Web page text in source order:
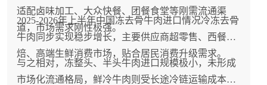
适配卤味加工、大众快餐、团餐食堂等刚需流通渠
道，市场需求刚性极强。
2025-2026年上半年中国冻去骨牛肉进口情况冷冻去骨
牛肉同步实现稳步增长，主要供应商超零售、西餐烘
焙、高端生鲜消费市场，贴合居民消费升级需求。
与之相对，冻整头、半头牛肉进口规模极小，未形成
市场化流通格局，鲜冷牛肉则受长途冷链运输成本偏